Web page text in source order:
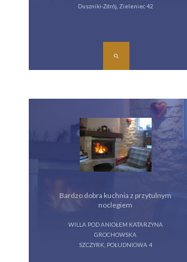
Duszniki-Zdrój, Zieleniec 42
Bardzo dobra kuchnia z przytulnym
noclegiem
WILLA POD ANIOŁEM KATARZYNA
GROCHOWSKA
SZCZYRK, POŁUDNIOWA 4